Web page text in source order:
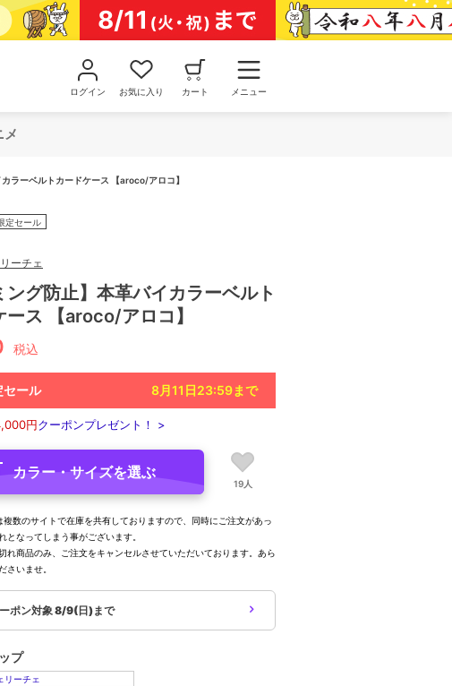
ログイン お気に入り カート メニュー
メ
カラーベルトカードケース 【aroco/アロコ】
定セール
ーチェ
ング防止】本革バイカラーベルト
ース 【aroco/アロコ】
税込
セール 8月11日23:59まで
円クーポンプレゼント！ >
カラー・サイズを選ぶ
19人
複数のサイトで在庫を共有しておりますので、同時にご注文があっ
となってしまう事がございます。
れ商品のみ、ご注文をキャンセルさせていただいております。あら
さいませ。
ポン対象8/9(日)まで
プ